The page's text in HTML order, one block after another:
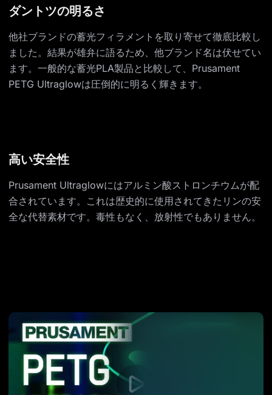
ダントツの明るさ
他社ブランドの蓄光フィラメントを取り寄せて徹底比較し
ました。結果が雄弁に語るため、他ブランド名は伏せてい
ます。一般的な蓄光PLA製品と比較して、Prusament
PETG Ultraglowは圧倒的に明るく輝きます。
高い安全性
Prusament Ultraglowにはアルミン酸ストロンチウムが配
合されています。これは歴史的に使用されてきたリンの安
全な代替素材です。毒性もなく、放射性でもありません。